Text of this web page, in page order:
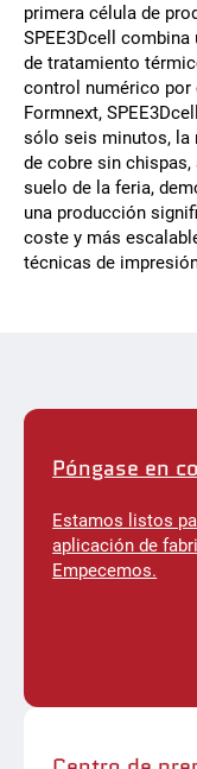
primera célula de
SPEE3Dcell combina
de tratamiento
control numérico por
Formnext,
sólo seis minutos, la
de cobre sin
suelo de la feria,
una producción
coste y más
técnicas de
Póngase en
Estamos listos
aplicación de
Empecemos.